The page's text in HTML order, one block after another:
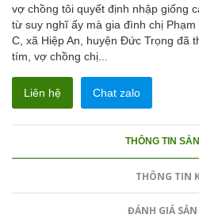
vợ chồng tôi quyết định nhập giống
từ suy nghĩ ấy mà gia đình chị Phạm
C, xã Hiệp An, huyện Đức Trọng đã
tím, vợ chồng chị...
Liên hệ Chat zalo
THÔNG TIN
THÔNG TIN
ĐÁNH GIÁ